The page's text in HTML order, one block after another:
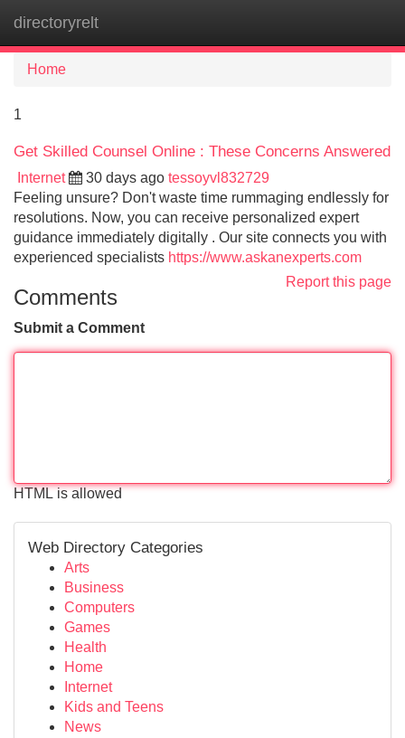
directoryrelt
Home
1
Get Skilled Counsel Online : These Concerns Answered
Internet 30 days ago tessoyvl832729
Feeling unsure? Don't waste time rummaging endlessly for
resolutions. Now, you can receive personalized expert
guidance immediately digitally . Our site connects you with
experienced specialists https://www.askanexperts.com
Report this page
Comments
Submit a Comment
HTML is allowed
Web Directory Categories
Arts
Business
Computers
Games
Health
Home
Internet
Kids and Teens
News